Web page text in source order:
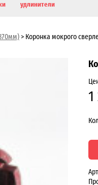
удлинители
> Коронка мокрого